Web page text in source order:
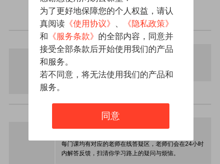
讲师亲授直播交流课
作业批改
老师定期进行作业批改，帮助检测学习掌握情况。
24小时在线答疑回复
在线答疑
每门课均有对应的老师在线答疑区，老师们会在24小时
内解答反馈，扫清你学习路上的疑问与烦恼。
为了更好地保障您的个人权益，请认
真阅读 《使用协议》 、
《隐私政策》
和 《服务条款》 的全部内容，同意并
接受全部条款后开始使用我们的产品
和服务。
若不同意，将无法使用我们的产品和
服务。
同意